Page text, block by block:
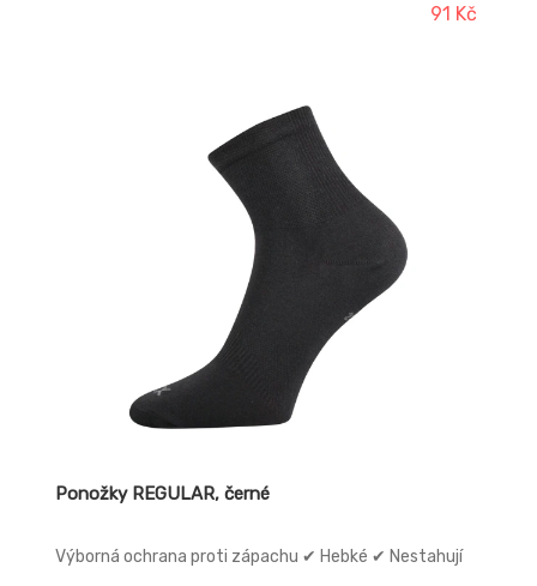
91 Kč
Ponožky REGULAR, černé
Výborná ochrana proti zápachu ✔ Hebké ✔ Nestahují